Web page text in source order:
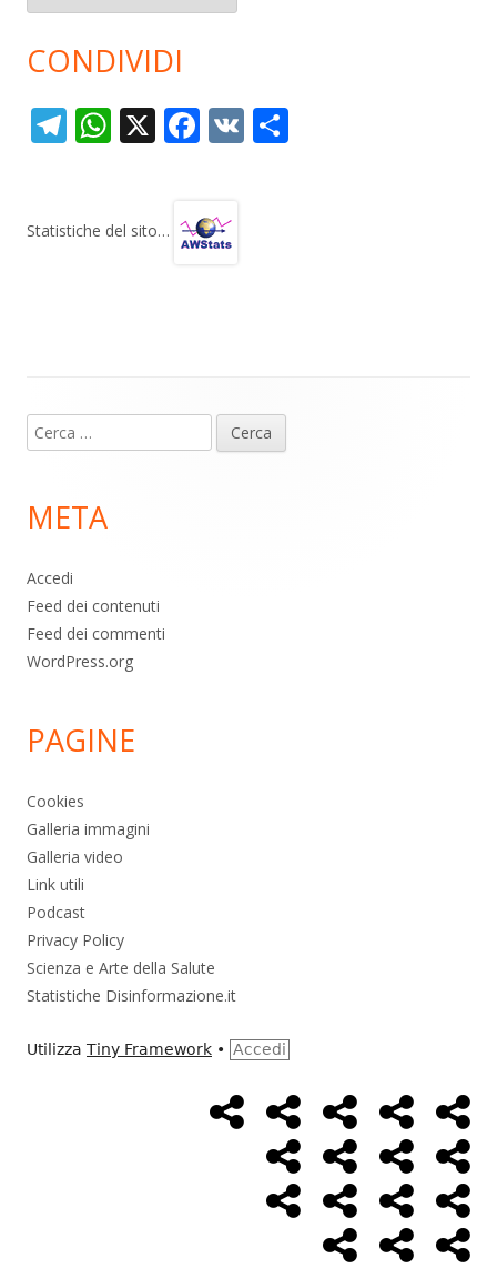
CONDIVIDI
T
gr
W
s
X F
b
V
Statistiche del sito…
piè
pagina
Ricerca
per:
META
Accedi
Feed dei contenuti
Feed dei commenti
WordPress.org
PAGINE
Cookies
Galleria immagini
Galleria video
Link utili
Podcast
Privacy Policy
Scienza e Arte della Salute
Statistiche Disinformazione.it
Utilizza Tiny Framework • Accedi
MenùHome
Page
Alimentazione
AmbienteBambini
Cancro ControlloEconomia
FarmaciMassoneriaNWO
Salute Storia